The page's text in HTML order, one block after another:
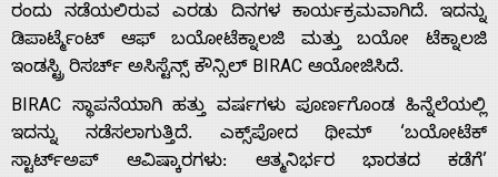
ರಂದು ನಡೆಯಲಿರುವ ಎರಡು ದಿನಗಳ ಕಾರ್ಯಕ್ರಮವಾಗಿದೆ. ಇದನ್ನು
ಡಿಪಾರ್ಟ್ಮೆಂಟ್ ಆಫ್ ಬಯೋಟೆಕ್ನಾಲಜಿ ಮತ್ತು ಬಯೋ ಟೆಕ್ನಾಲಜಿ
ಇಂಡಸ್ಟ್ರಿ ರಿಸರ್ಚ್ ಅಸಿಸ್ಟೆನ್ಸ್ ಕೌನ್ಸಿಲ್ BIRAC ಆಯೋಜಿಸಿದೆ.
BIRAC ಸ್ಥಾಪನೆಯಾಗಿ ಹತ್ತು ವರ್ಷಗಳು ಪೂರ್ಣಗೊಂಡ ಹಿನ್ನೆಲೆಯಲ್ಲಿ
ಇದನ್ನು ನಡೆಸಲಾಗುತ್ತಿದೆ. ಎಕ್ಸ್‌ಪೋದ ಥೀಮ್ ‘ಬಯೋಟೆಕ್
ಸ್ಟಾರ್ಟ್‌ಅಪ್ ಆವಿಷ್ಕಾರಗಳು: ಆತ್ಮನಿರ್ಭರ ಭಾರತದ ಕಡೆಗೆ’